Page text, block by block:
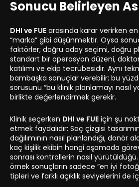
Sonucu Belirleyen
DHI ve FUE arasında karar verirken
“marka” gibi düşünmektir. Oysa
faktörler; doğru aday seçimi, doğru
standart bir operasyon düzeni,
katılımı ve ekip tecrübesidir. Aynı
bambaşka sonuçlar verebilir; bu
sorusunu “bu klinik planlamayı nasıl
birlikte değerlendirmek gerekir.
Klinik seçerken DHI ve FUE için şu
etmek faydalıdır: Saç çizgisi
dağılımının nasıl planlandığı, donör
kaç kişilik ekibin hangi aşamada
sonrası kontrollerin nasıl
örnek sonuçların sadece “en iyi
tipleri ve farklı açıklık seviyelerini de